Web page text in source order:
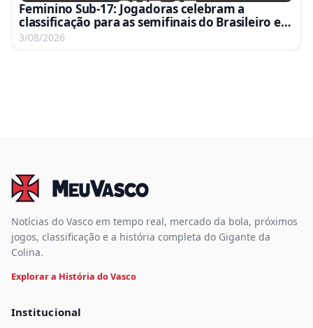
Feminino Sub-17: Jogadoras celebram a
classificação para as semifinais do Brasileiro em
vídeo emocionante
3/08/2026
Notícias do Vasco em tempo real, mercado da bola, próximos
jogos, classificação e a história completa do Gigante da
Colina.
Explorar a História do Vasco
Institucional